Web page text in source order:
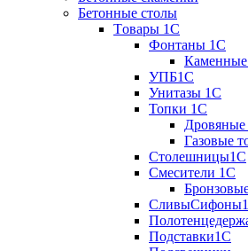
Бетонные столы
Tовары 1C
Фонтаны 1C
УПБ1С
Унитазы 1С
Топки 1С
Дровяные
Газовые
Столешницы1С
Смесители 1С
Подставки1С